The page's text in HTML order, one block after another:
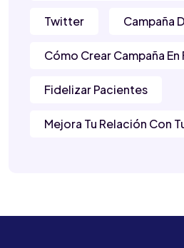
Twitter Campaña
Cómo Crear Campaña
Fidelizar Pacientes
Mejora Tu Relación Con